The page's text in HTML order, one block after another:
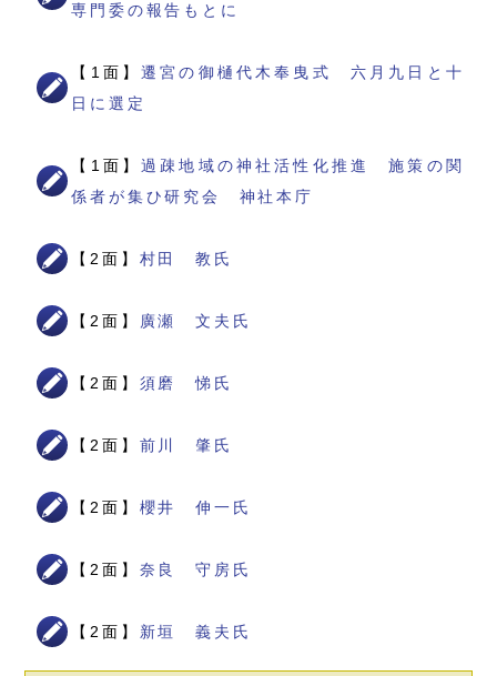
専門委の報告もとに
【1面】遷宮の御樋代木奉曳式 六月九日と十
日に選定
【1面】過疎地域の神社活性化推進 施策の関
係者が集ひ研究会 神社本庁
【2面】 村田 教氏
【2面】 廣瀬 文夫氏
【2面】 須磨 悌氏
【2面】 前川 肇氏
【2面】 櫻井 伸一氏
【2面】 奈良 守房氏
【2面】 新垣 義夫氏